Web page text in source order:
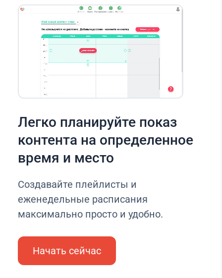
Легко планируйте показ
контента на определенное
время и место
Создавайте плейлисты и
еженедельные расписания
максимально просто и удобно.
Начать сейчас